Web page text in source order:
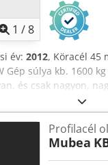
1 /8
év: 2012, Köracél 45
súlya kb. 1600
és csak nagyon,
/ ÉRTÉK
(20 mm lökettel)
375 x 15
Penge hossza 380
mm Motor
Profilacél
Mubea